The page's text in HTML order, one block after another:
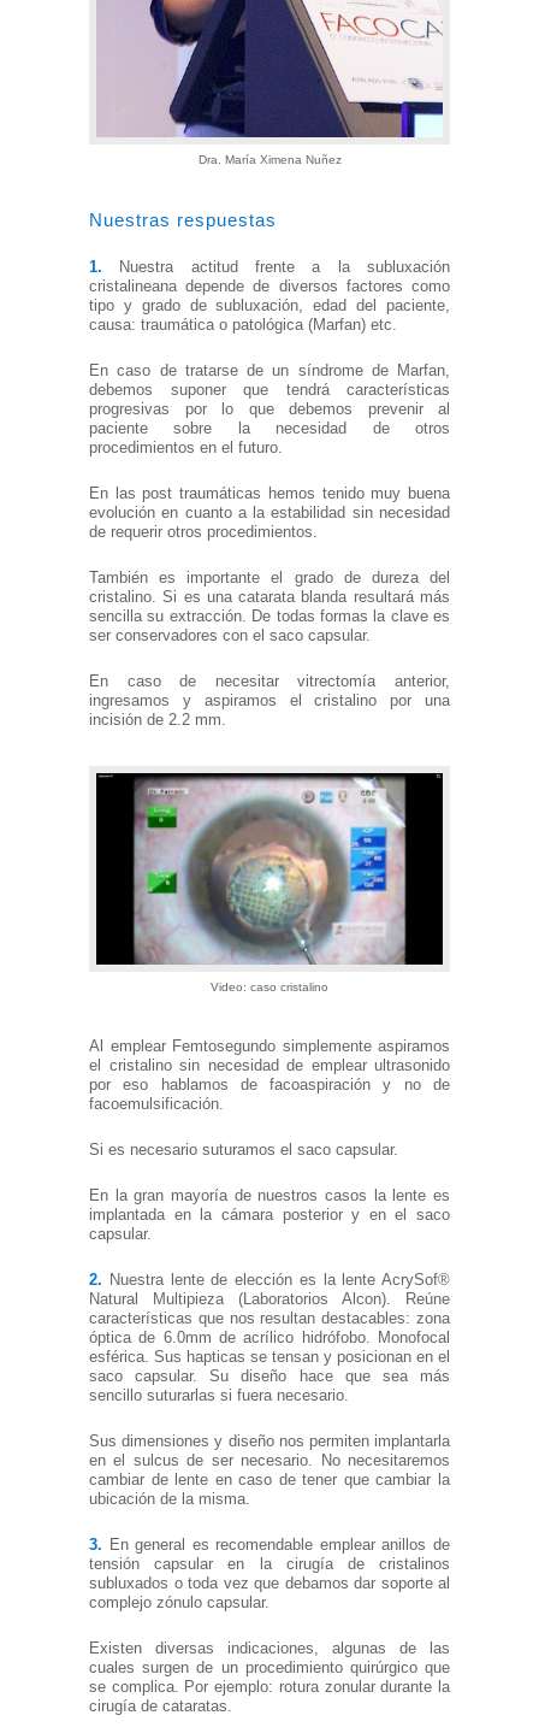
Dra. María Ximena Nuñez
Nuestras respuestas
1. Nuestra actitud frente a la subluxación
cristalineana depende de diversos factores como
tipo y grado de subluxación, edad del paciente,
causa: traumática o patológica (Marfan) etc.
En caso de tratarse de un síndrome de Marfan,
debemos suponer que tendrá características
progresivas por lo que debemos prevenir al
paciente sobre la necesidad de otros
procedimientos en el futuro.
En las post traumáticas hemos tenido muy buena
evolución en cuanto a la estabilidad sin necesidad
de requerir otros procedimientos.
También es importante el grado de dureza del
cristalino. Si es una catarata blanda resultará más
sencilla su extracción. De todas formas la clave es
ser conservadores con el saco capsular.
En caso de necesitar vitrectomía anterior,
ingresamos y aspiramos el cristalino por una
incisión de 2.2 mm.
Video: caso cristalino
Al emplear Femtosegundo simplemente aspiramos
el cristalino sin necesidad de emplear ultrasonido
por eso hablamos de facoaspiración y no de
facoemulsificación.
Si es necesario suturamos el saco capsular.
En la gran mayoría de nuestros casos la lente es
implantada en la cámara posterior y en el saco
capsular.
2. Nuestra lente de elección es la lente AcrySof®
Natural Multipieza (Laboratorios Alcon). Reúne
características que nos resultan destacables: zona
óptica de 6.0mm de acrílico hidrófobo. Monofocal
esférica. Sus hapticas se tensan y posicionan en el
saco capsular. Su diseño hace que sea más
sencillo suturarlas si fuera necesario.
Sus dimensiones y diseño nos permiten implantarla
en el sulcus de ser necesario. No necesitaremos
cambiar de lente en caso de tener que cambiar la
ubicación de la misma.
3. En general es recomendable emplear anillos de
tensión capsular en la cirugía de cristalinos
subluxados o toda vez que debamos dar soporte al
complejo zónulo capsular.
Existen diversas indicaciones, algunas de las
cuales surgen de un procedimiento quirúrgico que
se complica. Por ejemplo: rotura zonular durante la
cirugía de cataratas.